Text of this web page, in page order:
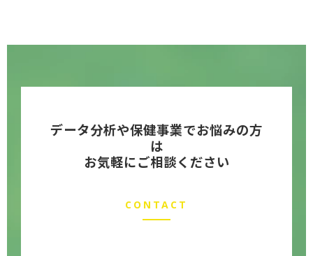
データ分析や保健事業でお悩みの方
は
お気軽にご相談ください
CONTACT